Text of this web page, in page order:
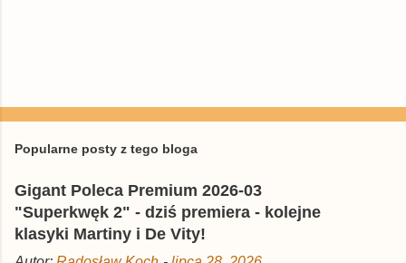
e
i
j
o
m
Popularne posty z tego bloga
Gigant Poleca Premium 2026-03
"Superkwęk 2" - dziś premiera - kolejne
klasyki Martiny i De Vity!